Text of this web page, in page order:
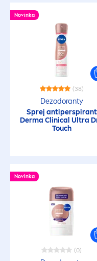
Novinka
(38)
Dezodoranty
Sprej antiperspirant
Derma Clinical Ultra
Touch
Novinka
(0)